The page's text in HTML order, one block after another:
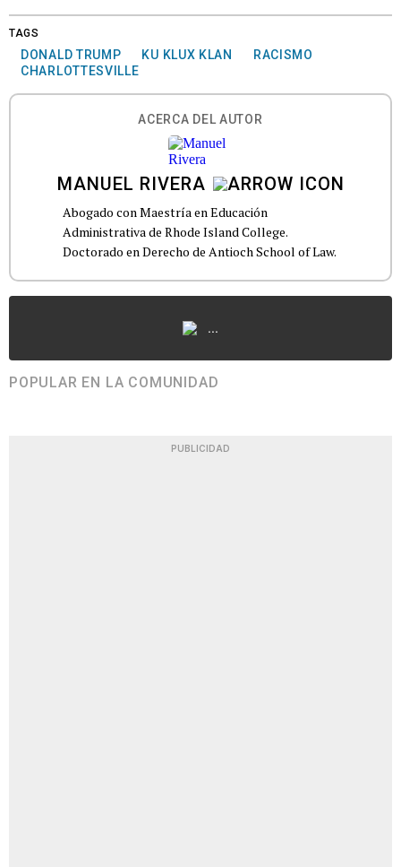
TAGS
DONALD TRUMP KU KLUX KLAN
RACISMO
CHARLOTTESVILLE
ACERCA DEL AUTOR
MANUEL RIVERA
Abogado con Maestría en Educación
Administrativa de Rhode Island College.
Doctorado en Derecho de Antioch School of Law.
...
POPULAR EN LA COMUNIDAD
PUBLICIDAD